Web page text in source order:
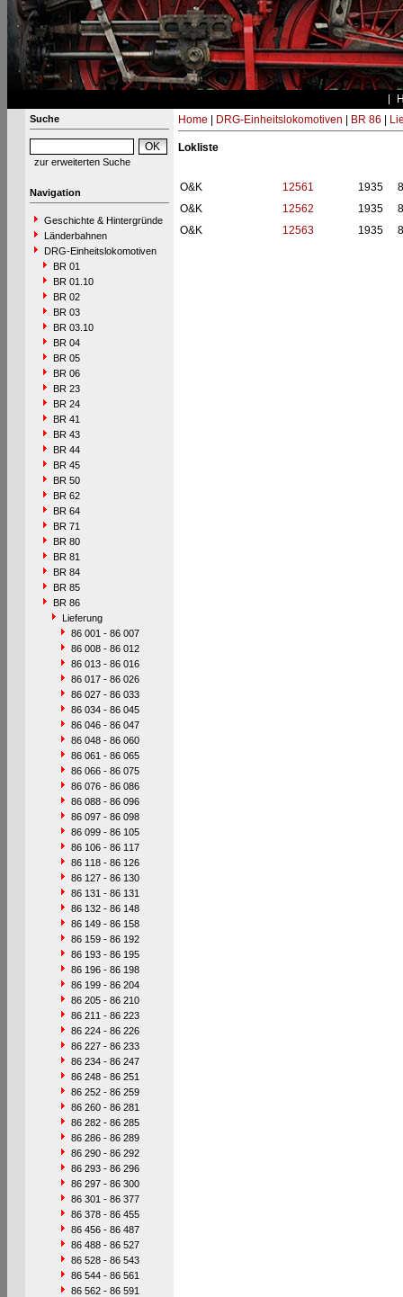
Suche
zur erweiterten Suche
Navigation
Geschichte & Hintergründe
Länderbahnen
DRG-Einheitslokomotiven
BR 01
BR 01.10
BR 02
BR 03
BR 03.10
BR 04
BR 05
BR 06
BR 23
BR 24
BR 41
BR 43
BR 44
BR 45
BR 50
BR 62
BR 64
BR 71
BR 80
BR 81
BR 84
BR 85
BR 86
Lieferung
86 001 - 86 007
86 008 - 86 012
86 013 - 86 016
86 017 - 86 026
86 027 - 86 033
86 034 - 86 045
86 046 - 86 047
86 048 - 86 060
86 061 - 86 065
86 066 - 86 075
86 076 - 86 086
86 088 - 86 096
86 097 - 86 098
86 099 - 86 105
86 106 - 86 117
86 118 - 86 126
86 127 - 86 130
86 131 - 86 131
86 132 - 86 148
86 149 - 86 158
86 159 - 86 192
86 193 - 86 195
86 196 - 86 198
86 199 - 86 204
86 205 - 86 210
86 211 - 86 223
86 224 - 86 226
86 227 - 86 233
86 234 - 86 247
86 248 - 86 251
86 252 - 86 259
86 260 - 86 281
86 282 - 86 285
86 286 - 86 289
86 290 - 86 292
86 293 - 86 296
86 297 - 86 300
86 301 - 86 377
86 378 - 86 455
86 456 - 86 487
86 488 - 86 527
86 528 - 86 543
86 544 - 86 561
86 562 - 86 591
Home DRG-Einheitslokomotiven BR 86
Lokliste
O&K 12561 1935
O&K
12562 1935
O&K
12563 1935